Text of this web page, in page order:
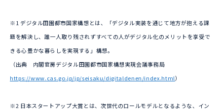
※1 デジタル田園都市国家構想とは、「デジタル実装を通じて地方が抱える課
題を解決し、誰一人取り残されずすべての人がデジタル化のメリットを享受で
きる心豊かな暮らしを実現する」構想。
（出典 内閣官房デジタル田園都市国家構想実現会議事務局
https://www.cas.go.jp/jp/seisaku/digitaldenen/index.html）
※2 日本スタートアップ大賞とは、次世代のロールモデルとなるような、イン